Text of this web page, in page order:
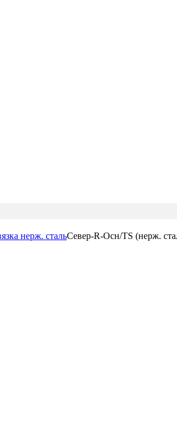
нерж. стальСевер-R-Осн/TS (нерж.